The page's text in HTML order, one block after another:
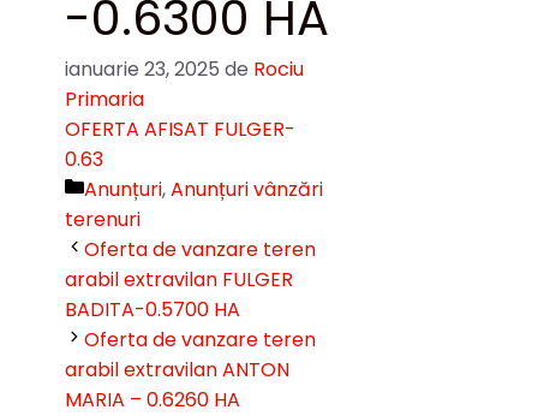
-0.6300 HA
ianuarie 23, 2025 de Rociu
Primaria
OFERTA AFISAT FULGER-
0.63
Categorii
Anunțuri,Anunțuri vânzări
terenuri
Oferta de vanzare teren
arabil extravilan FULGER
BADITA-0.5700 HA
Oferta de vanzare teren
arabil extravilan ANTON
MARIA – 0.6260 HA